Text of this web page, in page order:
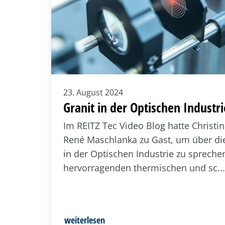
23. August 2024
Granit in der Optischen
Im REITZ Tec Video Blog hatte
René Maschlanka zu Gast, um über
in der Optischen Industrie zu
hervorragenden thermischen und sc...
weiterlesen